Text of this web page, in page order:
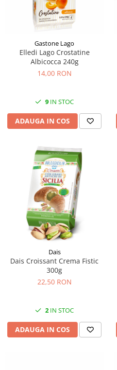
Gastone Lago
Elledi Lago Crostatine
Albicocca 240g
14,00 RON
9 IN STOC
ADAUGA IN COS
Dais
Dais Croissant Crema Fistic
300g
22,50 RON
2 IN STOC
ADAUGA IN COS